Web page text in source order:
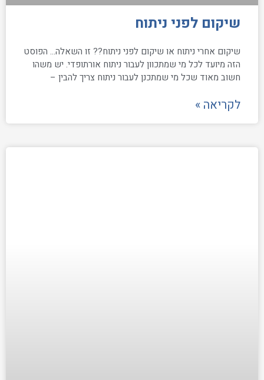
שיקום לפני ניתוח
שיקום אחרי ניתוח או שיקום לפני ניתוח?? זו השאלה… הפוסט
הזה מיועד לכל מי שמתכוון לעבור ניתוח אורתופדי. יש משהו
חשוב מאוד שכל מי שמתכנן לעבור ניתוח צריך להבין –
לקריאה »